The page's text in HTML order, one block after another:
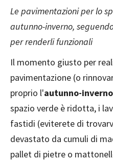
Le pavimentazioni per lo
autunno-inverno,
per renderli funzionali
Il momento giusto per
pavimentazione (o
proprio l'autunno-inverno
spazio verde è ridotta, i
fastidi (eviterete di
devastato da cumuli di
pallet di pietre o